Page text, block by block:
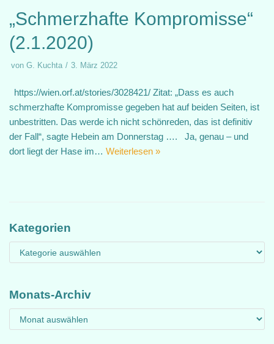
„Schmerzhafte Kompromisse“
(2.1.2020)
von G. Kuchta 3. März 2022
https://wien.orf.at/stories/3028421/ Zitat: „Dass es auch
schmerzhafte Kompromisse gegeben hat auf beiden Seiten, ist
unbestritten. Das werde ich nicht schönreden, das ist definitiv
der Fall“, sagte Hebein am Donnerstag …. Ja, genau – und
dort liegt der Hase im… Weiterlesen »
Kategorien
Monats-Archiv